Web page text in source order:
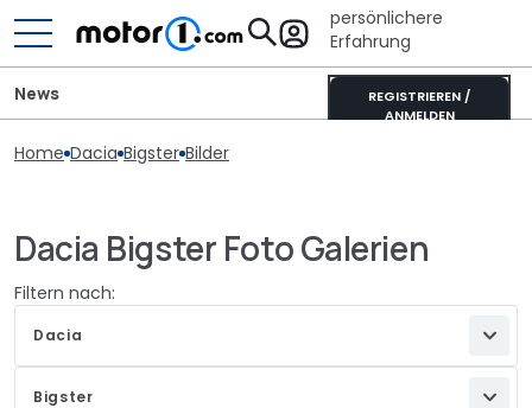
persönlichere
Erfahrung
REGISTRIEREN /
ANMELDEN
News
Home Dacia Bigster Bilder
Dacia Bigster Foto Galerien
Filtern nach:
Dacia
Bigster